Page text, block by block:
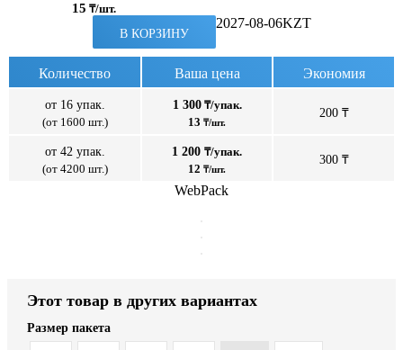
15 ₸/шт.
В КОРЗИНУ
2027-08-06KZT
Количество Ваша цена Экономия
от 16 упак.
(от 1600 шт.)
1 300₸/упак.
13 ₸/шт.
200 ₸
от 42 упак.
(от 4200 шт.)
1 200 ₸/упак.
12 ₸/шт.
300 ₸
WebPack
Этот товар в других вариантах
Размер пакета